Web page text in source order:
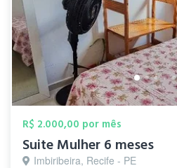
R$ 2.000,00 por mês
Suite Mulher 6 meses
Imbiribeira, Recife - PE